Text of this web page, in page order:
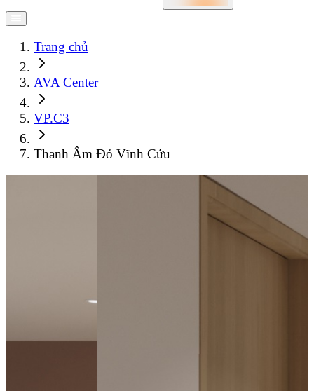
Trang chủ
AVA Center
VP.C3
Thanh Âm Đỏ Vĩnh Cửu